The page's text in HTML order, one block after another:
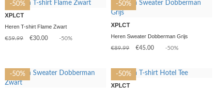
-50%
XPLCT
Heren T-shirt Flame Zwart
€59.99
€30.00 -50%
-50%
XPLCT
Heren Sweater Dobberman Grijs
€89.99
€45.00 -50%
-50%
-50%
XPLCT